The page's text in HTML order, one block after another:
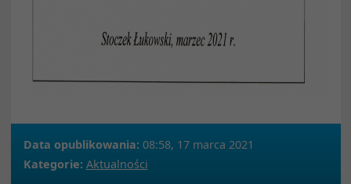
Data opublikowania: 08:58, 17 marca 2021
Kategorie: Aktualności